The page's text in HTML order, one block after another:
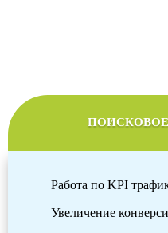
Работа по KPI
Увеличение